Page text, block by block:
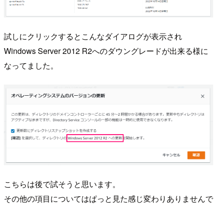
試しにクリックするとこんなダイアログが表示され
Windows Server 2012 R2へのダウングレードが出来る様に
なってました。
こちらは後で試そうと思います。
その他の項目についてはぱっと見た感じ変わりありませんで